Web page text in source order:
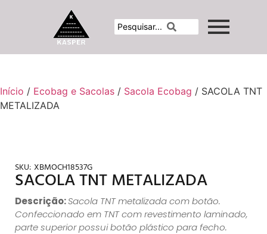
Início / Ecobag e Sacolas / Sacola Ecobag / SACOLA TNT
METALIZADA
SKU: XBMOCH18537G
SACOLA TNT METALIZADA
Descrição:Sacola TNT metalizada com botão.
Confeccionado em TNT com revestimento laminado,
parte superior possui botão plástico para fecho.